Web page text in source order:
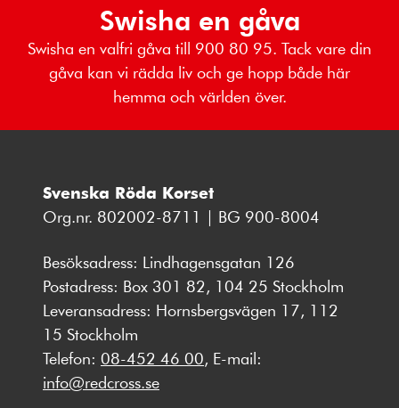
Swisha en gåva
Swisha en valfri gåva till 900 80 95. Tack vare din
gåva kan vi rädda liv och ge hopp både här
hemma och världen över.
Svenska Röda Korset
Org.nr. 802002-8711 | BG 900-8004
Besöksadress: Lindhagensgatan 126
Postadress: Box 301 82, 104 25 Stockholm
Leveransadress: Hornsbergsvägen 17, 112
15 Stockholm
Telefon: 08-452 46 00, E-mail:
info@redcross.se